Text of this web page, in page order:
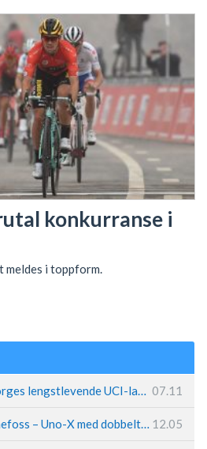
konkurranse i
i toppform.
Fremtiden sikret for Norges lengstlevende UCI-lag – Kristoff trer inn i sentral rolle 07.11
Løland triumferte i Hønefoss – Uno-X med dobbeltslag på hjemmebane 12.05